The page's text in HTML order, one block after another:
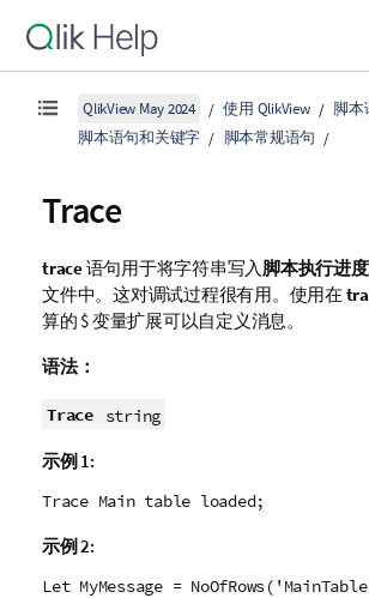
QlikView May 2024 使用 QlikView
脚本
脚本语句和关键字
脚本常规语句
Trace
trace语句用于将字符串写入脚本执行进度
文件中。这对调试过程很有用。使用在
算的 $ 变量扩展可以自定义消息。
语法：
Trace string
示例 1:
Trace Main table loaded;
示例 2:
Let MyMessage =